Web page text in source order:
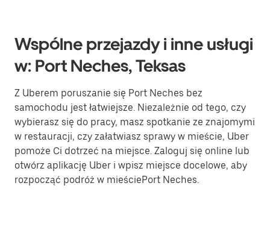
Wspólne przejazdy i inne usługi
w: Port Neches, Teksas
Z Uberem poruszanie się Port Neches bez
samochodu jest łatwiejsze. Niezależnie od tego, czy
wybierasz się do pracy, masz spotkanie ze znajomymi
w restauracji, czy załatwiasz sprawy w mieście, Uber
pomoże Ci dotrzeć na miejsce. Zaloguj się online lub
otwórz aplikację Uber i wpisz miejsce docelowe, aby
rozpocząć podróż w mieściePort Neches.